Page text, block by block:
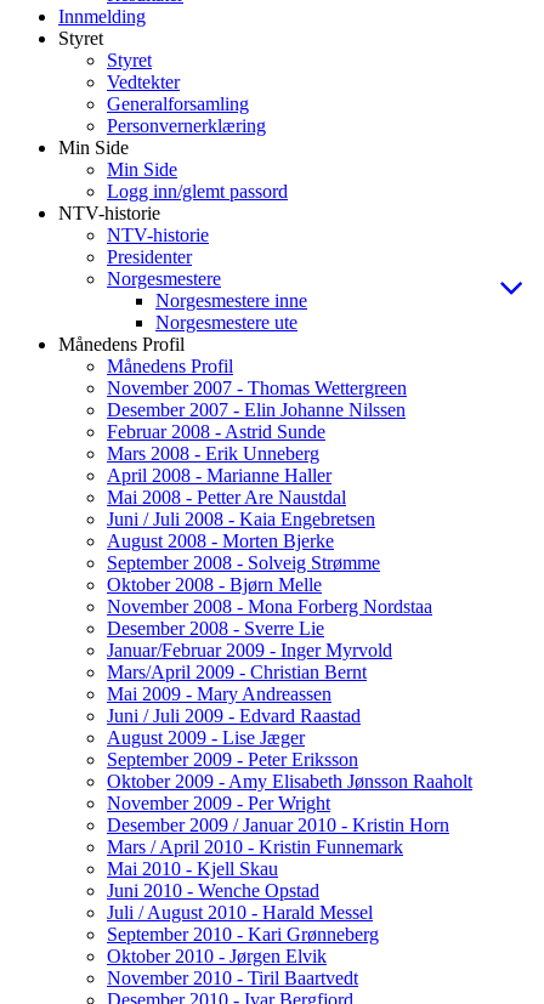
Innmelding
Styret
Styret
Vedtekter
Generalforsamling
Personvernerklæring
Min Side
Min Side
Logg inn/glemt passord
NTV-historie
NTV-historie
Presidenter
Norgesmestere
Norgesmestere inne
Norgesmestere ute
Månedens Profil
Månedens Profil
November 2007 - Thomas Wettergreen
Desember 2007 - Elin Johanne Nilssen
Februar 2008 - Astrid Sunde
Mars 2008 - Erik Unneberg
April 2008 - Marianne Haller
Mai 2008 - Petter Are Naustdal
Juni / Juli 2008 - Kaia Engebretsen
August 2008 - Morten Bjerke
September 2008 - Solveig Strømme
Oktober 2008 - Bjørn Melle
November 2008 - Mona Forberg Nordstaa
Desember 2008 - Sverre Lie
Januar/Februar 2009 - Inger Myrvold
Mars/April 2009 - Christian Bernt
Mai 2009 - Mary Andreassen
Juni / Juli 2009 - Edvard Raastad
August 2009 - Lise Jæger
September 2009 - Peter Eriksson
Oktober 2009 - Amy Elisabeth Jønsson Raaholt
November 2009 - Per Wright
Desember 2009 / Januar 2010 - Kristin Horn
Mars / April 2010 - Kristin Funnemark
Mai 2010 - Kjell Skau
Juni 2010 - Wenche Opstad
Juli / August 2010 - Harald Messel
September 2010 - Kari Grønneberg
Oktober 2010 - Jørgen Elvik
November 2010 - Tiril Baartvedt
Desember 2010 - Ivar Bergfjord